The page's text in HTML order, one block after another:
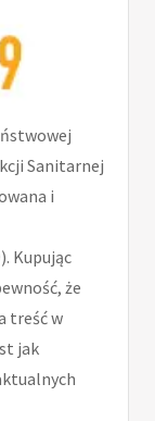
Sanitarnej
i
Kupując
że
treść w
jak